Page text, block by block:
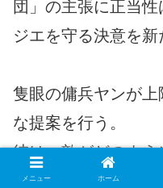
団」の主張に正当
ジエを守る決意を新
隻眼の傭兵ヤンが
な提案を行う。
彼は、敵がどのよ
しようとしている
メニュー ホーム